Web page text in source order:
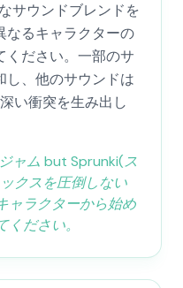
サウンドブレンドを
なるキャラクターの
ください。一部のサ
し、他のサウンドは
い衝突を生み出し
ャム but Sprunki(ス
クスを圧倒しない
ャラクターから始め
ださい。